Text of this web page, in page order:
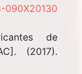
090X20130
de
(2017).